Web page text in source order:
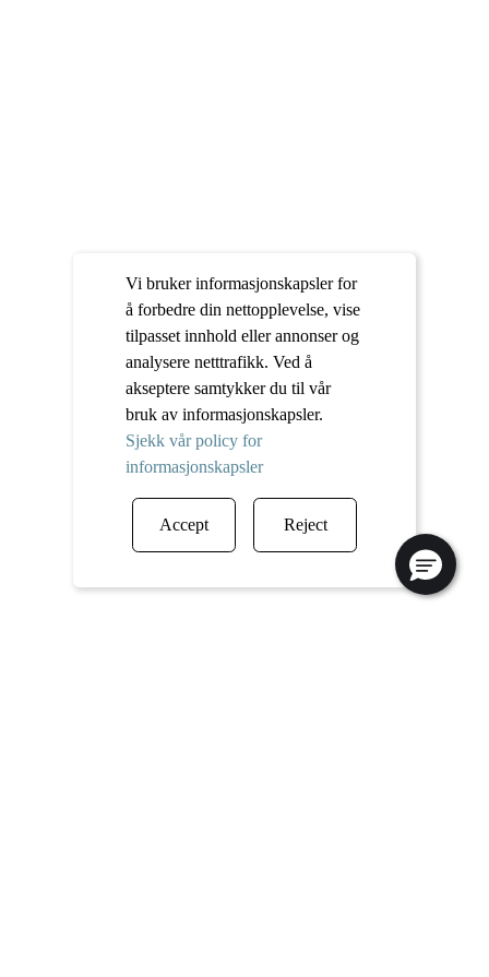
Vi bruker informasjonskapsler for
å forbedre din nettopplevelse, vise
tilpasset innhold eller annonser og
analysere netttrafikk. Ved å
akseptere samtykker du til vår
bruk av informasjonskapsler.
Sjekk vår policy for
informasjonskapsler
Accept Reject